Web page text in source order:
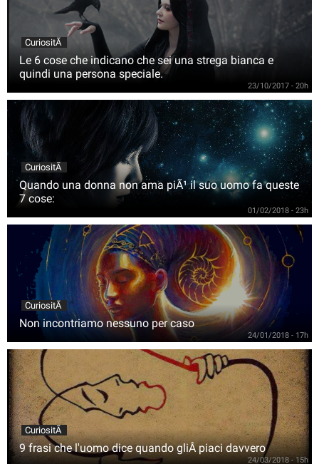
CuriositÃ
Le 6 cose che indicano che sei una strega bianca e
quindi una persona speciale.
23/10/2017 - 20h
CuriositÃ
Quando una donna non ama piÃ¹ il suo uomo fa queste
7 cose:
01/02/2018 - 23h
CuriositÃ
Non incontriamo nessuno per caso
24/01/2018 - 17h
CuriositÃ
9 frasi che l'uomo dice quando gliÂ piaci davvero
24/03/2018 - 15h